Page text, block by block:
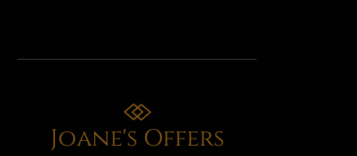
Joane's Offers